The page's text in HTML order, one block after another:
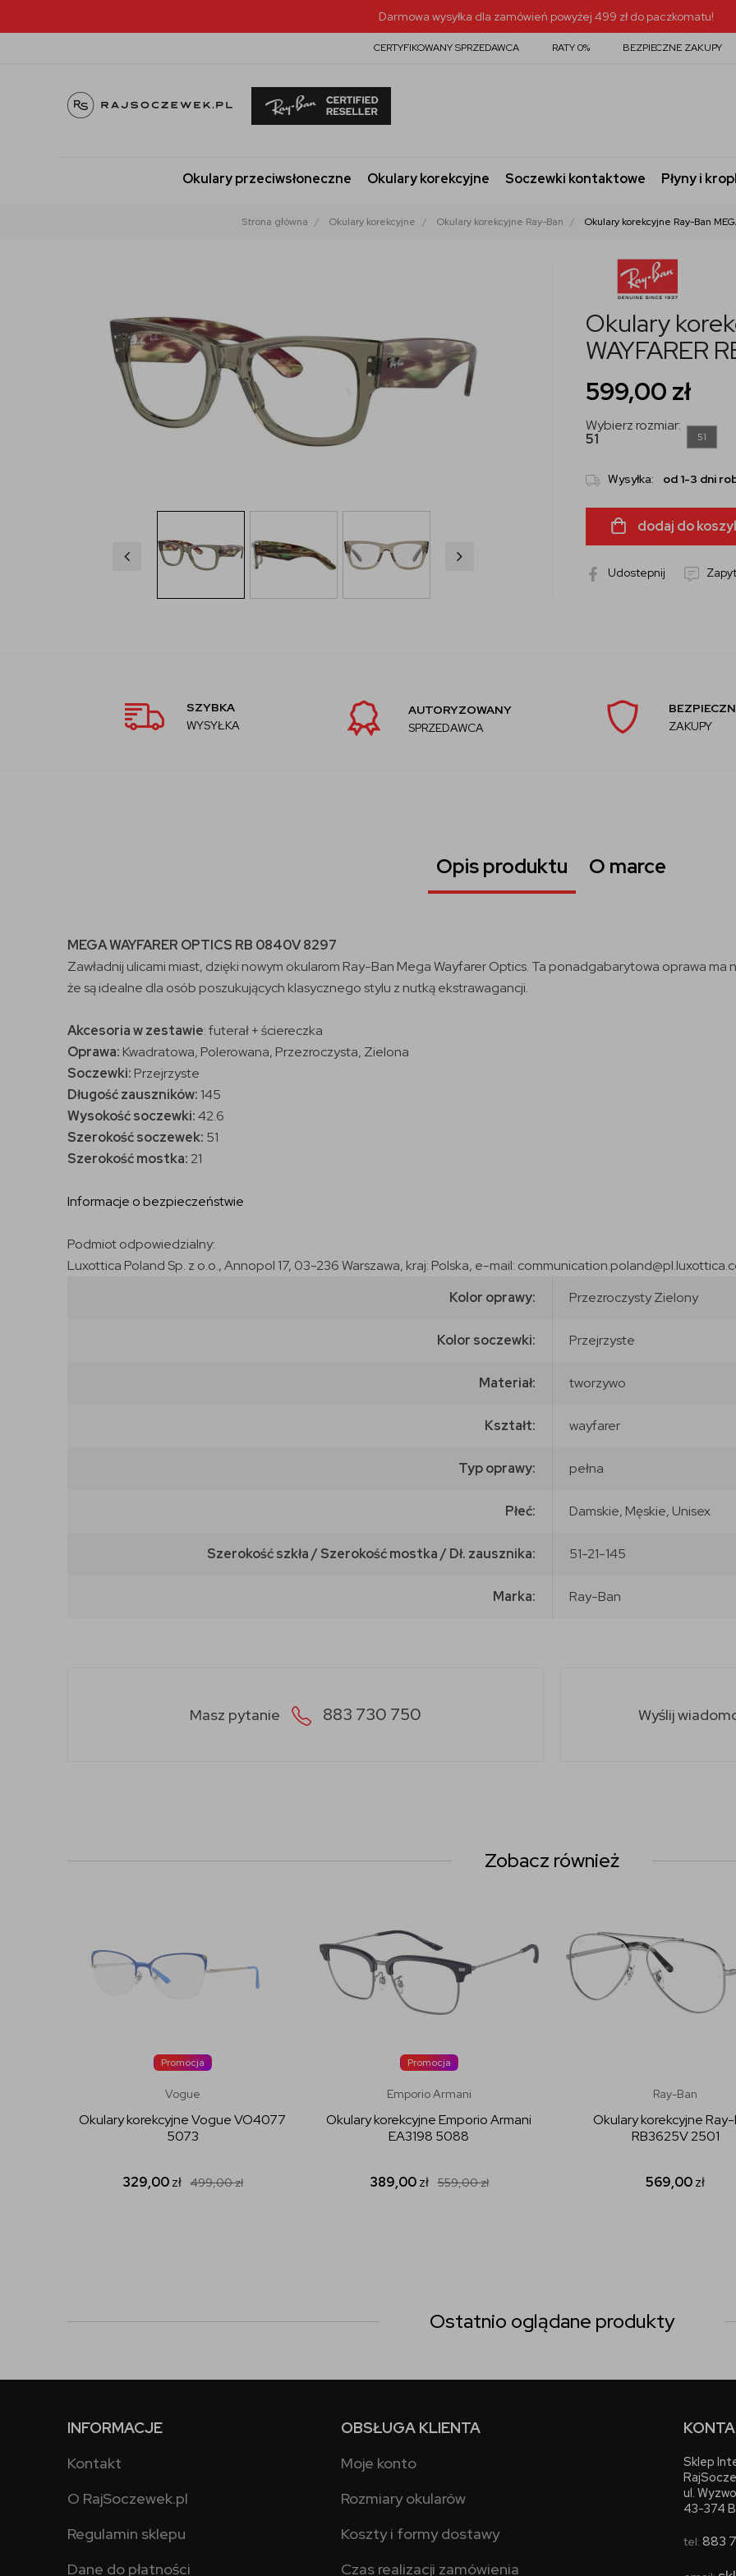
Darmowa wysyłka dla zamówień powyżej 499 zł do paczkomatu!
CERTYFIKOWANY SPRZEDAWCA RATY 0% BEZPIECZNE ZAKUPY
Okulary przeciwsłoneczne Okulary korekcyjne Soczewki kontaktowe Płyny i
Strona główna Okulary korekcyjne Okulary korekcyjne Ray-Ban Okulary korekcyjne Ray-Ban
Okulary
WAYFARER
599,00 zł
Wybierz rozmiar:
51
51
Wysyłka: od 1-3 dni
dodaj do
Udostepnij
SZYBKA
WYSYŁKA
AUTORYZOWANY
SPRZEDAWCA
ZAKUPY
Opis produktu O marce
MEGA WAYFARER OPTICS RB 0840V 8297
Zawładnij ulicami miast, dzięki nowym okularom Ray-Ban Mega Wayfarer Optics. Ta ponadgabarytowa oprawa
że są idealne dla osób poszukujących klasycznego stylu z nutką ekstrawagancji.
Akcesoria w zestawie: futerał + ściereczka
Oprawa: Kwadratowa, Polerowana, Przezroczysta, Zielona
Soczewki: Przejrzyste
Długość zauszników: 145
Wysokość soczewki:42.6
Szerokość soczewek: 51
Szerokość mostka: 21
Informacje o bezpieczeństwie
Podmiot odpowiedzialny:
Luxottica Poland Sp. z o.o., Annopol 17, 03-236 Warszawa, kraj: Polska, e-mail:
Kolor oprawy:
Przezroczysty Zielony
Kolor soczewki: Przejrzyste
Materiał: tworzywo
Kształt: wayfarer
Typ oprawy: pełna
Płeć: Damskie, Męskie, Unisex
Szerokość szkła / Szerokość mostka / Dł. zausznika: 51-21-145
Marka: Ray-Ban
Masz pytanie 883 730 750 Wyślij
Zobacz również
Promocja
Vogue
Okulary korekcyjne Vogue VO4077
5073
329,00zł 499,00zł
Promocja
Emporio Armani
Okulary korekcyjne Emporio Armani
EA3198 5088
389,00zł 559,00zł
Ray-Ban
Okulary korekcyjne
RB3625V 2501
569,00zł
Ostatnio oglądane produkty
INFORMACJE
Kontakt
O RajSoczewek.pl
Regulamin sklepu
Dane do płatności
OBSŁUGA KLIENTA
Moje konto
Rozmiary okularów
Koszty i formy dostawy
Czas realizacji zamówienia
Sklep
ul.
43-374
tel: 883